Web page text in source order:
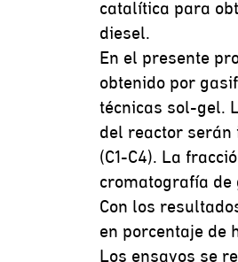
catalítica para
diesel.
En el presente
obtenido por
técnicas sol-gel.
del reactor serán
(C1-C4). La
cromatografía de
Con los
en porcentaje de
Los ensayos se